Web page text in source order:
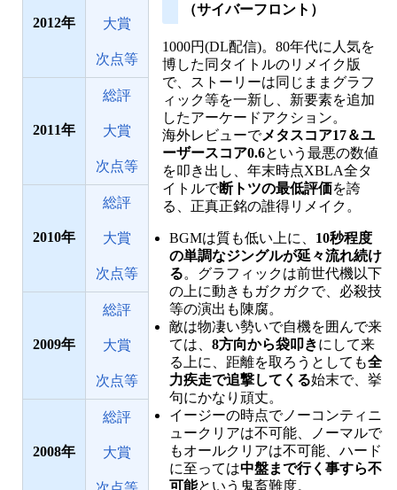
2012 大賞
次点等
2011
総評
大賞
次点等
2010
総評
大賞
次点等
2009
総評
大賞
次点等
2008
総評
大賞
（サイバーフロント）
1000円(DL配信)。80年代に人気を
博した同タイトルのリメイク版
で、ストーリーは同じままグラフ
ィック等を一新し、新要素を追加
したアーケードアクション。
海外レビューでメタスコア17＆ユ
ーザースコア0.6という最悪の数値
を叩き出し、年末時点XBLA全タ
イトルで断トツの最低評価を誇
る、正真正銘の誰得リメイク。
BGMは質も低い上に、 10秒程度
の単調なジングルが延々流れ続け
る。グラフィックは前世代機以下
の上に動きもガクガクで、必殺技
等の演出も陳腐。
敵は物凄い勢いで自機を囲んで来
ては、 8方向から袋叩きにして来
る上に、距離を取ろうとしても全
力疾走で追撃してくる始末で、挙
句にかなり頑丈。
イージーの時点でノーコンティニ
ュークリアは不可能、ノーマルで
もオールクリアは不可能、ハード
に至っては中盤まで行く事すら不
可能という鬼畜難度。